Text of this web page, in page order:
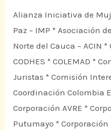
Alianza Iniciativa de
Paz – IMP * Asociación
Norte del Cauca – ACIN *
CODHES * COLEMAD *
Juristas * Comisión
Coordinación Colombia
Corporación AVRE *
Putumayo *